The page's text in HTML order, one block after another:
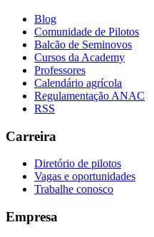
Blog
Comunidade de Pilotos
Balcão de Seminovos
Cursos da Academy
Professores
Calendário agrícola
Regulamentação ANAC
RSS
Carreira
Diretório de pilotos
Vagas e oportunidades
Trabalhe conosco
Empresa